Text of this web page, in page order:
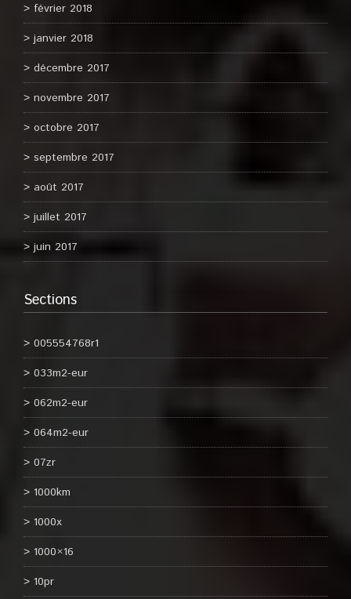
février 2018
janvier 2018
décembre 2017
novembre 2017
octobre 2017
septembre 2017
août 2017
juillet 2017
juin 2017
Sections
005554768r1
033m2-eur
062m2-eur
064m2-eur
07zr
1000km
1000x
1000×16
10pr